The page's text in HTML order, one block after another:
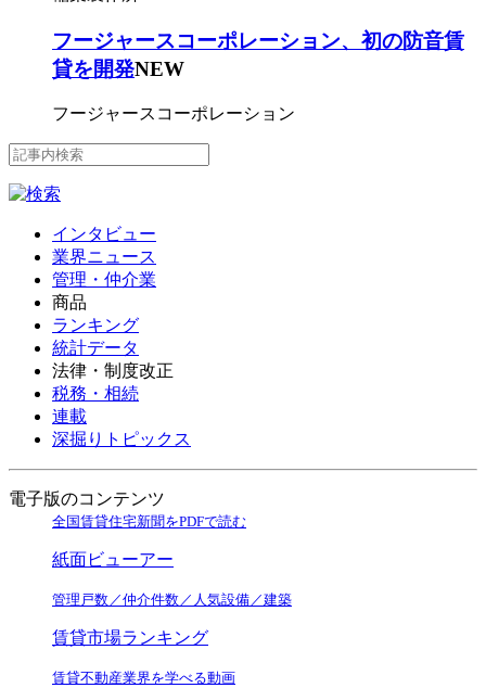
フージャースコーポレーション、初の防音賃
貸を開発NEW
フージャースコーポレーション
インタビュー
業界ニュース
管理・仲介業
商品
ランキング
統計データ
法律・制度改正
税務・相続
連載
深掘りトピックス
電子版のコンテンツ
全国賃貸住宅新聞をPDFで読む
紙面ビューアー
管理戸数／仲介件数／人気設備／建築
賃貸市場ランキング
賃貸不動産業界を学べる動画